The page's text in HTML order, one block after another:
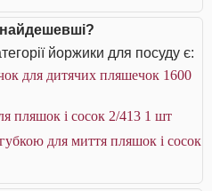
йоржики для посуду є:
для дитячих пляшечок 1600
пляшок і сосок 2/413 1 шт
для миття пляшок і сосок